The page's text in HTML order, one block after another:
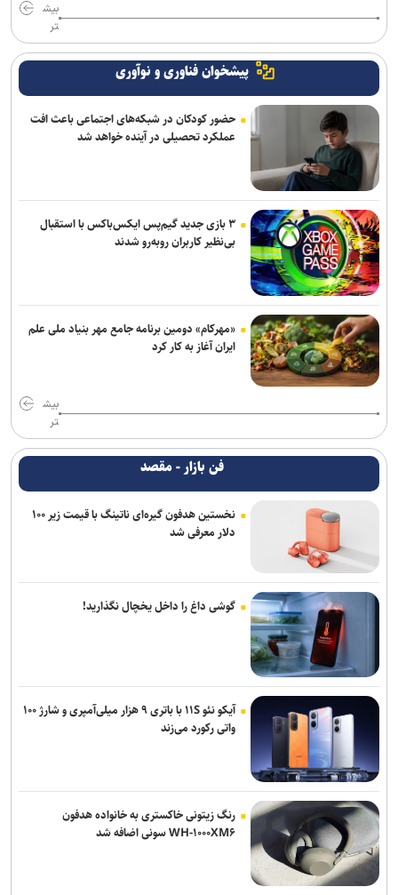
بیش
تر
پیشخوان فناوری و نوآوری
حضور کودکان در شبکه‌های اجتماعی باعث افت
عملکرد تحصیلی در آینده خواهد شد
۳ بازی جدید گیم‌پس ایکس‌باکس با استقبال
بی‌نظیر کاربران روبه‌رو شدند
«مهرکام» دومین برنامه جامع مهر بنیاد ملی علم
ایران آغاز به کار کرد
بیش
تر
فن بازار - مقصد
نخستین هدفون گیره‌ای ناتینگ با قیمت زیر ۱۰۰
دلار معرفی شد
گوشی داغ را داخل یخچال نگذارید!
آیکو نئو ۱۱S با باتری ۹ هزار میلی‌آمپری و شارژ ۱۰۰
واتی رکورد می‌زند
رنگ زیتونی خاکستری به خانواده هدفون
WH-۱۰۰۰XM۶ سونی اضافه شد